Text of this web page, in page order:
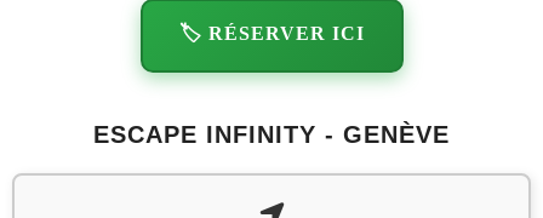
🏷️ RÉSERVER ICI
ESCAPE INFINITY - GENÈVE